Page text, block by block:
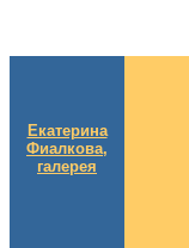
Екатерина
Фиалкова,
галерея